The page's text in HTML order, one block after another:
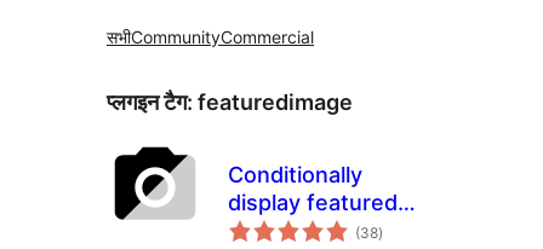
सभीCommunityCommercial
प्लगइन टैग: featuredimage
Conditionally
display featured
image on singular
(38कुल
दर)